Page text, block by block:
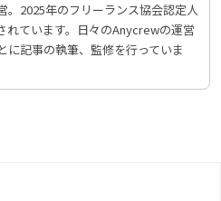
。2025年のフリーランス協会認定人
れています。日々のAnycrewの運営
に記事の執筆、監修を行っていま